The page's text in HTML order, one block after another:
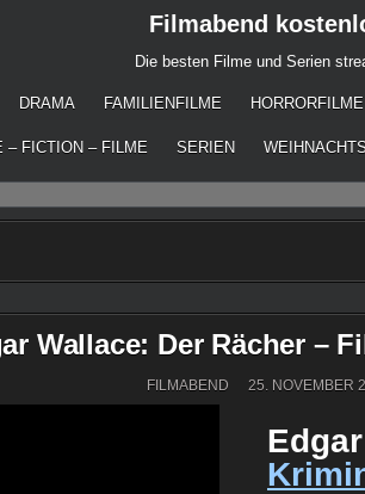
Filmabend
Die besten Filme und Serien
DRAMA FAMILIENFILME HORRORFILME
– FICTION – FILME SERIEN
Wallace: Der Rächer –
FILMABEND 25. NOVEMBER